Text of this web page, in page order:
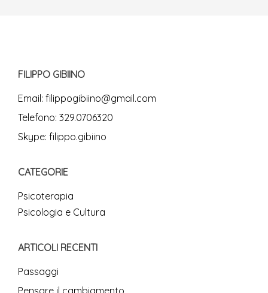
FILIPPO GIBIINO
Email: filippogibiino@gmail.com
Telefono: 329.0706320
Skype: filippo.gibiino
CATEGORIE
Psicoterapia
Psicologia e Cultura
ARTICOLI RECENTI
Passaggi
Pensare il cambiamento